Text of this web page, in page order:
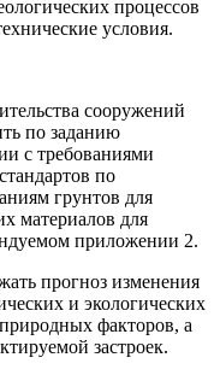
процессов
условия.
сооружений
по заданию
с требованиями
по
грунтов для
материалов для
приложении 2.
прог­ноз изменения
и экологических
факторов, а
застроек.